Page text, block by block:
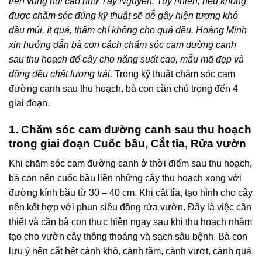
được chăm sóc đúng kỹ thuật sẽ dễ gây hiện tượng khô
đầu múi, ít quả, thậm chí không cho quả đều. Hoàng Minh
xin hướng dẫn bà con cách chăm sóc cam đường canh
sau thu hoạch để cây cho năng suất cao, mẫu mã đẹp và
đồng đều chất lượng trái. Trong kỹ thuật chăm sóc cam
đường canh sau thu hoạch, bà con cần chú trọng đến 4
giai đoạn.
1. Chăm sóc cam đường canh sau thu hoạch
trong giai đoạn Cuốc bầu, Cắt tỉa, Rửa vườn
Khi chăm sóc cam đường canh ở thời điểm sau thu hoạch,
bà con nên cuốc bầu liền những cây thu hoạch xong với
đường kính bầu từ 30 – 40 cm. Khi cắt tỉa, tạo hình cho cây
nên kết hợp với phun siêu đồng rửa vườn. Đây là việc cần
thiết và cần bà con thực hiện ngay sau khi thu hoạch nhằm
tạo cho vườn cây thông thoáng và sạch sâu bệnh. Bà con
lưu ý nên cắt hết cành khô, cành tăm, cành vượt, cành quá